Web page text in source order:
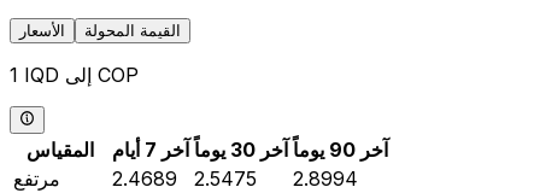
الأسعار القيمة المحولة
1 IQD إلى COP
المقياس آخر 7 أيام آخر 30 يوماً
آخر 90 يوماً
مرتفع
2.4689 2.5475
2.8994